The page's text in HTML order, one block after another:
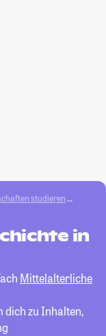
studieren
in
Mittelalterliche
dich zu Inhalten,